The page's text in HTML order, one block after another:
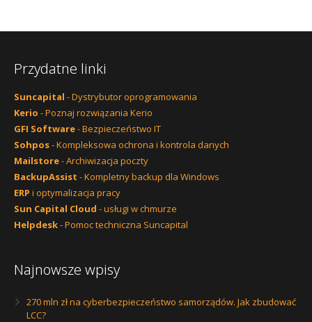
Przydatne linki
Suncapital - Dystrybutor oprogramowania
Kerio - Poznaj rozwiązania Kerio
GFI Software- Bezpieczeństwo IT
Sohpos- Kompleksowa ochrona i kontrola danych
Mailstore- Archiwizacja poczty
BackupAssist - Kompletny backup dla Windows
ERP i optymalizacja pracy
Sun Capital Cloud - usługi w chmurze
Helpdesk- Pomoc techniczna Suncapital
Najnowsze wpisy
270 mln zł na cyberbezpieczeństwo samorządów. Jak zbudować
LCC?